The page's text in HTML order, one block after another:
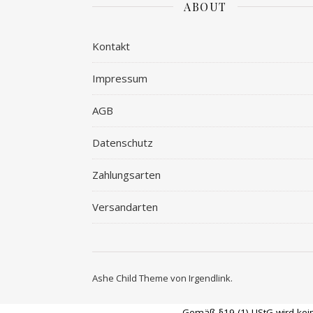
ABOUT
Kontakt
Impressum
AGB
Datenschutz
Zahlungsarten
Versandarten
Ashe Child Theme von Irgendlink.